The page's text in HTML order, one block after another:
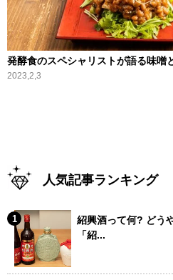
発酵食のスペシャリストが語る味噌
2023,2,3
人気記事ランキング
紹興酒って何? どう
「紹...